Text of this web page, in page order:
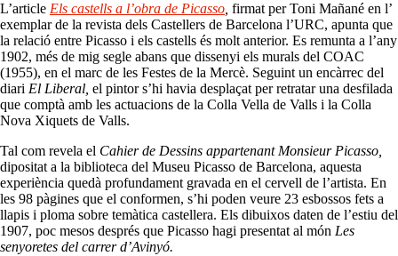
L’article Els castells a l’obra de Picasso, firmat per Toni Mañané en l’
exemplar de la revista dels Castellers de Barcelona l’URC, apunta que
la relació entre Picasso i els castells és molt anterior. Es remunta a l’any
1902, més de mig segle abans que dissenyi els murals del COAC
(1955), en el marc de les Festes de la Mercè. Seguint un encàrrec del
diari El Liberal, el pintor s’hi havia desplaçat per retratar una desfilada
que comptà amb les actuacions de la Colla Vella de Valls i la Colla
Nova Xiquets de Valls.
Tal com revela el Cahier de Dessins appartenant Monsieur Picasso,
dipositat a la biblioteca del Museu Picasso de Barcelona, aquesta
experiència quedà profundament gravada en el cervell de l’artista. En
les 98 pàgines que el conformen, s’hi poden veure 23 esbossos fets a
llapis i ploma sobre temàtica castellera. Els dibuixos daten de l’estiu del
1907, poc mesos després que Picasso hagi presentat al món Les
senyoretes del carrer d’Avinyó.